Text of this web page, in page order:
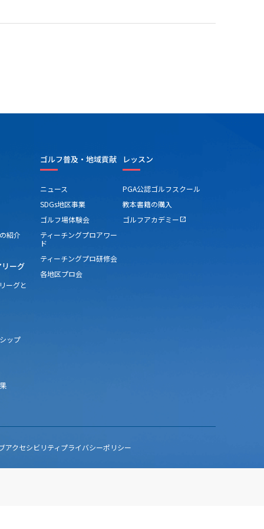
紹介
リーグ
ーグと
ップ
ゴルフ普及・地域貢献
ニュース
SDGs地区事業
ゴルフ場体験会
ティーチングプロアワー
ド
ティーチングプロ研修会
各地区プロ会
レッスン
PGA公認ゴルフスクール
教本書籍の購入
ゴルフアカデミー open_in_new
アクセシビリティプライバシーポリシー